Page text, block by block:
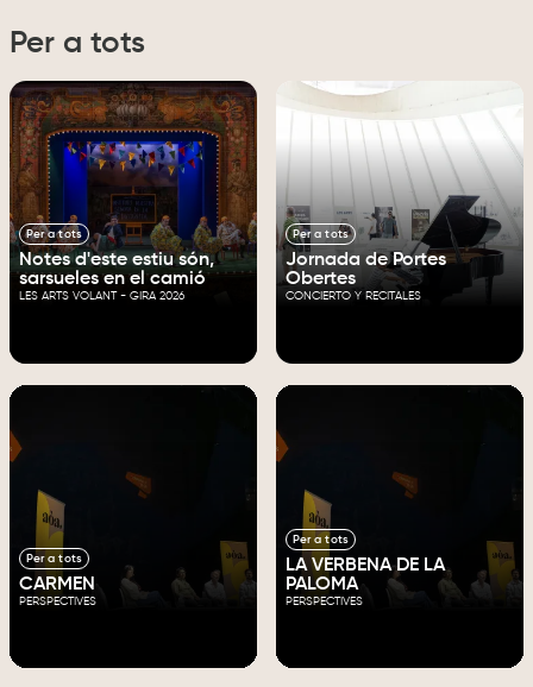
Per a tots
Per a tots
Notes d'este estiu són,
sarsueles en el camió
LES ARTS VOLANT - GIRA 2026
Per a tots
Jornada de Portes
Obertes
CONCIERTO Y RECITALES
Per a tots
CARMEN
PERSPECTIVES
Per a tots
LA VERBENA DE LA
PALOMA
PERSPECTIVES